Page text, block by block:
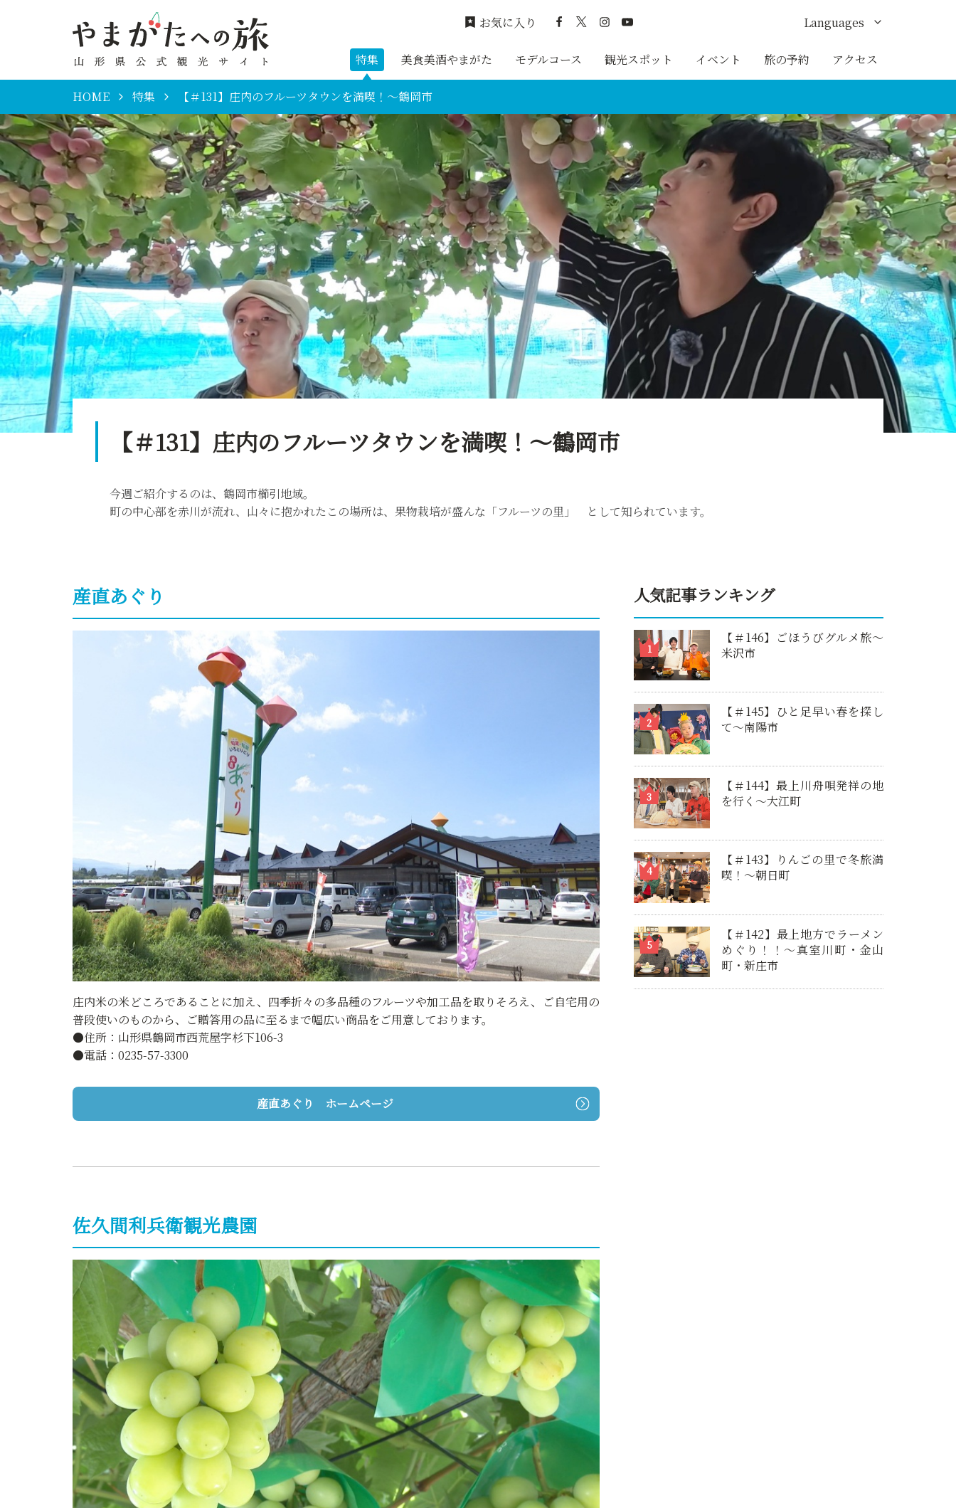
特集 美食美酒やまがた モデルコース 観光スポット イベント 旅の予約 アクセス
お気に入り Languages
English
繁体中文
簡体中文
ภาษาไทย
HOME 特集 【＃131】庄内のフルーツタウンを満喫！～鶴岡市
【＃131】庄内のフルーツタウンを満喫！～鶴岡市
今週ご紹介するのは、鶴岡市櫛引地域。
町の中心部を赤川が流れ、山々に抱かれたこの場所は、果物栽培が盛んな「フルーツの里」 として知られています。
産直あぐり
庄内米の米どころであることに加え、四季折々の多品種のフルーツや加工品を取りそろえ、ご自宅用の
普段使いのものから、ご贈答用の品に至るまで幅広い商品をご用意しております。
●住所：山形県鶴岡市西荒屋字杉下106-3
●電話：0235-57-3300
産直あぐり ホームページ
佐久間利兵衛観光農園
人気記事ランキング
【＃146】ごほうびグルメ旅～
米沢市
【＃145】ひと足早い春を探し
て〜南陽市
【＃144】最上川舟唄発祥の地
を行く～大江町
【＃143】りんごの里で冬旅満
喫！～朝日町
【＃142】最上地方でラーメン
めぐり！！～真室川町・金山
町・新庄市